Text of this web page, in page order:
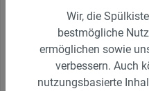
100
MELITTA
Wir, die
bestmögliche
ermöglichen sowie
verbessern. Auch
nutzungsbasierte